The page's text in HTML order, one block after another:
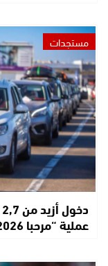
مستجدات
عملية “مرحبا 2026”